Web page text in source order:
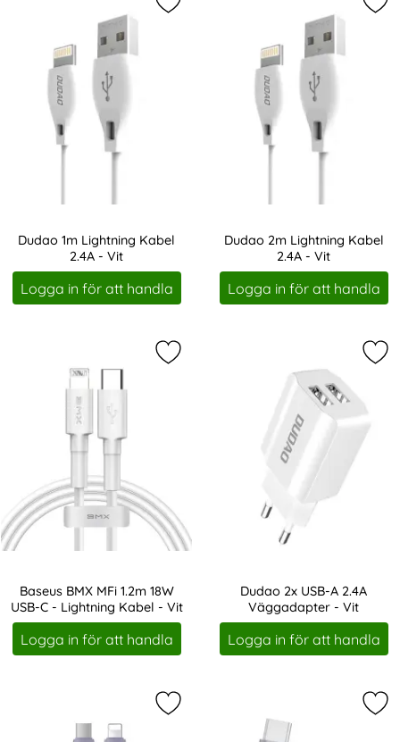
Dudao 1m Lightning Kabel
2.4A - Vit
Art. nr 8321
Logga in för att handla
Markera dudao 1m Lightning
Dudao 2m Lightning Kabel
2.4A - Vit
Art. nr 8322
Logga in för att handla
Baseus BMX MFi 1.2m 18W
USB-C - Lightning Kabel - Vit
Art. nr 11606
Logga in för att handla
Markera baseus BMX MFi 1.2m
Dudao 2x USB-A 2.4A
Väggadapter - Vit
Art. nr 11614
Logga in för att handla
Markera baseus 1.2m 18W USB-C